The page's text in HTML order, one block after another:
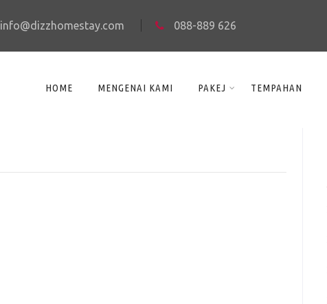
info@dizzhomestay.com 088-889 626
HOME MENGENAI KAMI PAKEJ TEMPAHAN